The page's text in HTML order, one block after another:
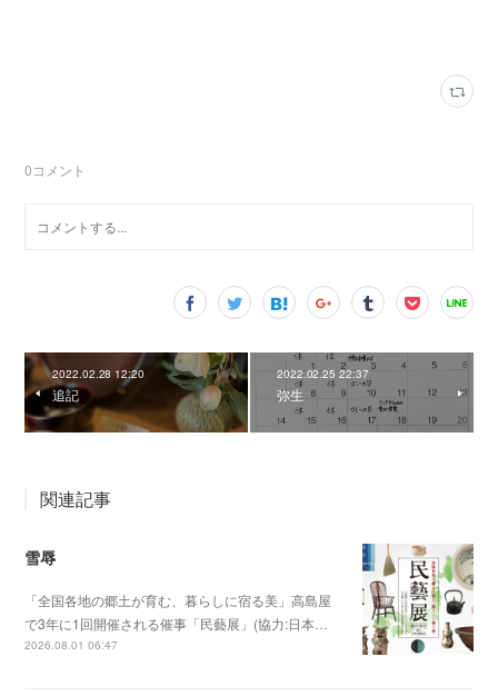
0コメント
2022.02.28 12:20
追記
2022.02.25 22:37
弥生
関連記事
雪辱
「全国各地の郷土が育む、暮らしに宿る美」高島屋
で3年に1回開催される催事「民藝展」(協力:日本…
2026.08.01 06:47